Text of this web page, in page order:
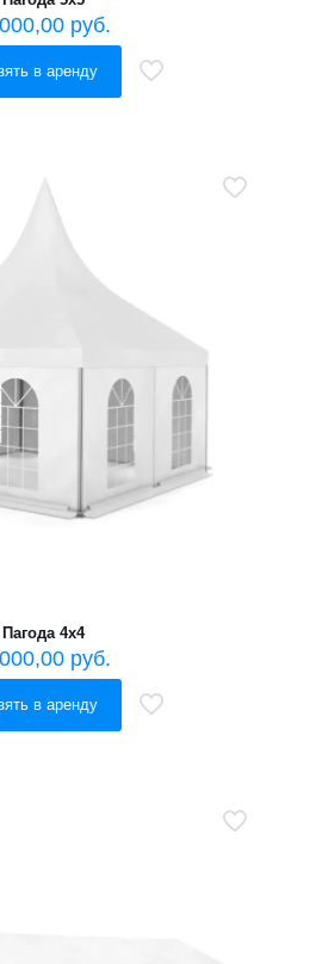
руб.
в аренду
Пагода 4х4
руб.
в аренду